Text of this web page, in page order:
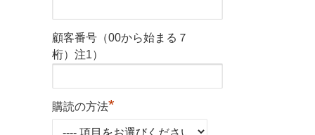
顧客番号（00から始まる７
桁）注1）
購読の方法*